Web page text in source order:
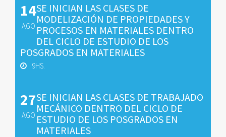
14
AGO
SE INICIAN LAS CLASES DE
MODELIZACIÓN DE PROPIEDADES Y
PROCESOS EN MATERIALES DENTRO
DEL CICLO DE ESTUDIO DE LOS
POSGRADOS EN MATERIALES
9HS.
27
AGO
SE INICIAN LAS CLASES DE TRABAJADO
MECÁNICO DENTRO DEL CICLO DE
ESTUDIO DE LOS POSGRADOS EN
MATERIALES